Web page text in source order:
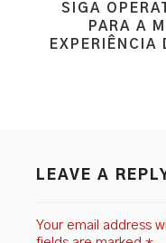
SIGA
PARA A
EXPERIÊNCIA
LEAVE A
Your email address